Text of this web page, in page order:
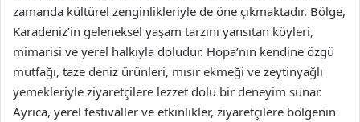
zamanda kültürel zenginlikleriyle de öne çıkmaktadır. Bölge,
Karadeniz’in geleneksel yaşam tarzını yansıtan köyleri,
mimarisi ve yerel halkıyla doludur. Hopa’nın kendine özgü
mutfağı, taze deniz ürünleri, mısır ekmeği ve zeytinyağlı
yemekleriyle ziyaretçilere lezzet dolu bir deneyim sunar.
Ayrıca, yerel festivaller ve etkinlikler, ziyaretçilere bölgenin